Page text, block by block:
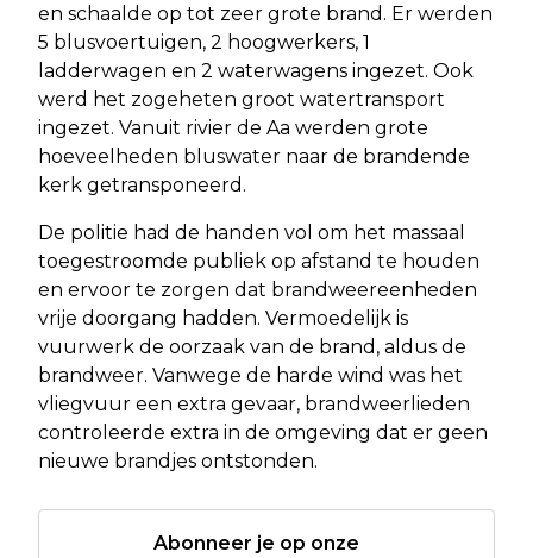
en schaalde op tot zeer grote brand. Er werden
5 blusvoertuigen, 2 hoogwerkers, 1
ladderwagen en 2 waterwagens ingezet. Ook
werd het zogeheten groot watertransport
ingezet. Vanuit rivier de Aa werden grote
hoeveelheden bluswater naar de brandende
kerk getransponeerd.
De politie had de handen vol om het massaal
toegestroomde publiek op afstand te houden
en ervoor te zorgen dat brandweereenheden
vrije doorgang hadden. Vermoedelijk is
vuurwerk de oorzaak van de brand, aldus de
brandweer. Vanwege de harde wind was het
vliegvuur een extra gevaar, brandweerlieden
controleerde extra in de omgeving dat er geen
nieuwe brandjes ontstonden.
Abonneer je op onze